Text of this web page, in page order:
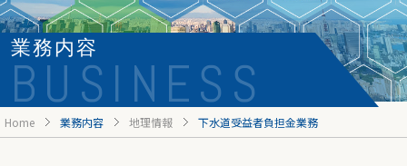
業務内容
BUSINESS
Home 業務内容 地理情報 下水道受益者負担金業務